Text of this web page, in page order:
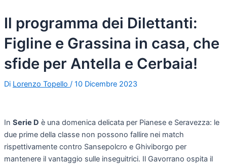
Il programma dei Dilettanti:
Figline e Grassina in casa, che
sfide per Antella e Cerbaia!
Di Lorenzo Topello / 10 Dicembre 2023
In Serie D è una domenica delicata per Pianese e Seravezza: le
due prime della classe non possono fallire nei match
rispettivamente contro Sansepolcro e Ghiviborgo per
mantenere il vantaggio sulle inseguitrici. Il Gavorrano ospita il